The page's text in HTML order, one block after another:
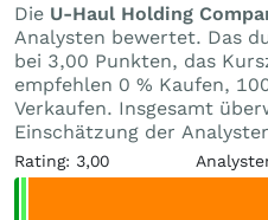
Die U-Haul Holding
Analysten bewertet. Das
bei 3,00 Punkten, das
empfehlen 0 % Kaufen,
Verkaufen. Insgesamt
Einschätzung der
Rating: 3,00